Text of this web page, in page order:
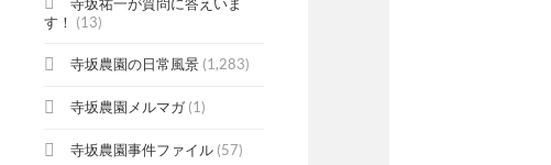
す！ (13)
寺坂農園の日常風景 (1,283)
寺坂農園メルマガ(1)
寺坂農園事件ファイル (57)